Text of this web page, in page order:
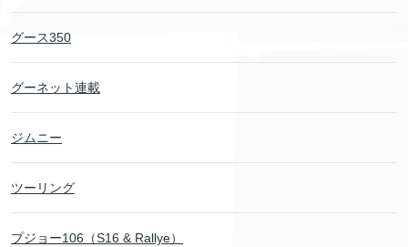
グース350
グーネット連載
ジムニー
ツーリング
プジョー106（S16 & Rallye）